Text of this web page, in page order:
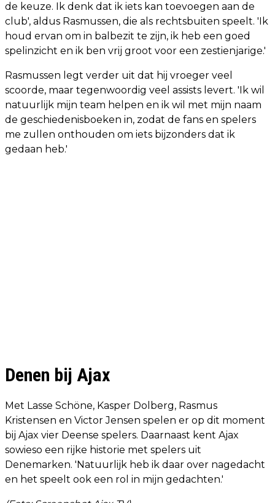
de keuze. Ik denk dat ik iets kan toevoegen aan de
club', aldus Rasmussen, die als rechtsbuiten speelt. 'Ik
houd ervan om in balbezit te zijn, ik heb een goed
spelinzicht en ik ben vrij groot voor een zestienjarige.'
Rasmussen legt verder uit dat hij vroeger veel
scoorde, maar tegenwoordig veel assists levert. 'Ik wil
natuurlijk mijn team helpen en ik wil met mijn naam
de geschiedenisboeken in, zodat de fans en spelers
me zullen onthouden om iets bijzonders dat ik
gedaan heb.'
Denen bij Ajax
Met Lasse Schöne, Kasper Dolberg, Rasmus
Kristensen en Victor Jensen spelen er op dit moment
bij Ajax vier Deense spelers. Daarnaast kent Ajax
sowieso een rijke historie met spelers uit
Denemarken. 'Natuurlijk heb ik daar over nagedacht
en het speelt ook een rol in mijn gedachten.'